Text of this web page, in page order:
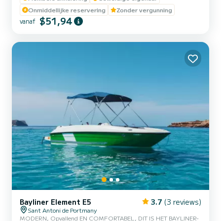
te ontdekken, te zonnebaden of te genieten van een dagje op zee
met je partner, familie of vrienden. Aan de voorkant bevindt zich
een zonnedek en in het midden een tafel om aan t...
Onmiddellijke reservering
Zonder vergunning
vanaf $51,94
Bayliner Element E5 3.7 (3 reviews)
Sant Antoni de Portmany
MODERN, Opvallend EN COMFORTABEL, DIT IS HET BAYLINER-